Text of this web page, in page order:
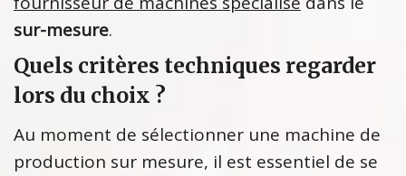
sur-mesure.
Quels critères techniques regarder
lors du choix ?
Au moment de sélectionner une machine de
production sur mesure, il est essentiel de se